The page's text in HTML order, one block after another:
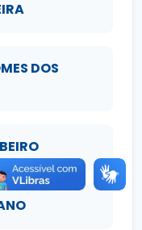
DOS